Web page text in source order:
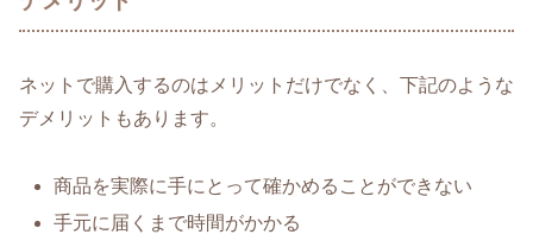
ネットで購入するのはメリットだけでなく、下記のような
デメリットもあります。
商品を実際に手にとって確かめることができない
手元に届くまで時間がかかる